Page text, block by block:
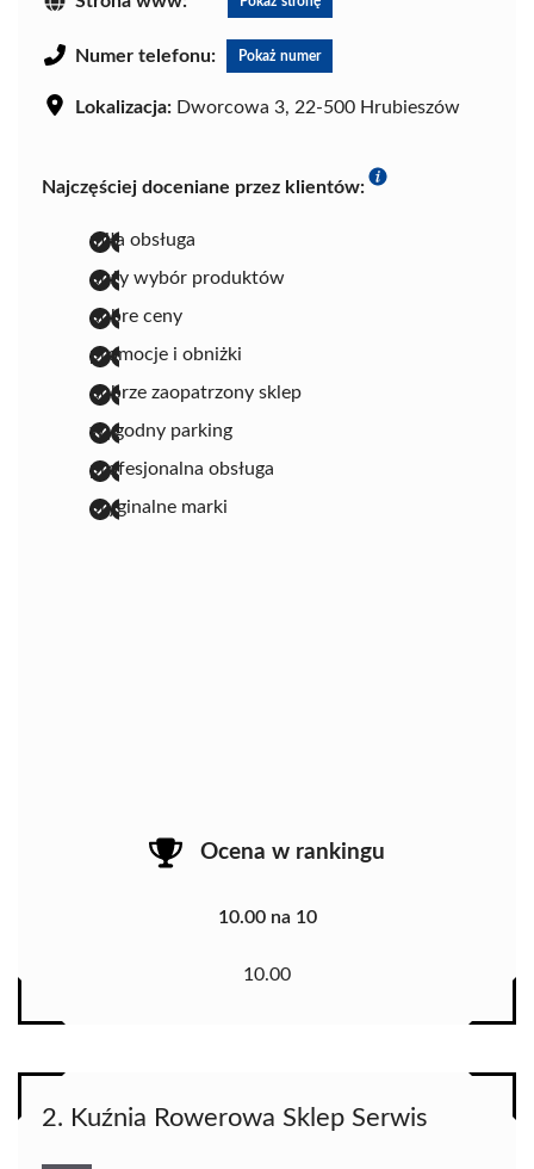
Numer telefonu: Pokaż numer
Lokalizacja: Dworcowa 3, 22-500 Hrubieszów
Najczęściej doceniane przez klientów:
miła obsługa
duży wybór produktów
dobre ceny
promocje i obniżki
dobrze zaopatrzony sklep
wygodny parking
profesjonalna obsługa
oryginalne marki
Ocena w rankingu
10.00 na 10
10.00
2. Kuźnia Rowerowa Sklep Serwis